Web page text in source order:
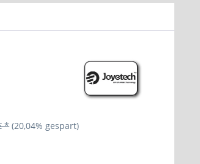
* (20,04% gespart)